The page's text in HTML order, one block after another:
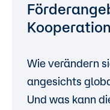
Wie verändern
angesichts
Und was kann